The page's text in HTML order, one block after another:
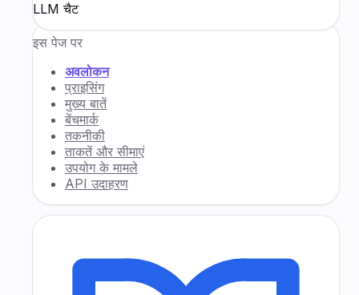
LLM चैट
इस पेज पर
अवलोकन
प्राइसिंग
मुख्य बातें
बेंचमार्क
तकनीकी
ताकतें और सीमाएं
उपयोग के मामले
API उदाहरण